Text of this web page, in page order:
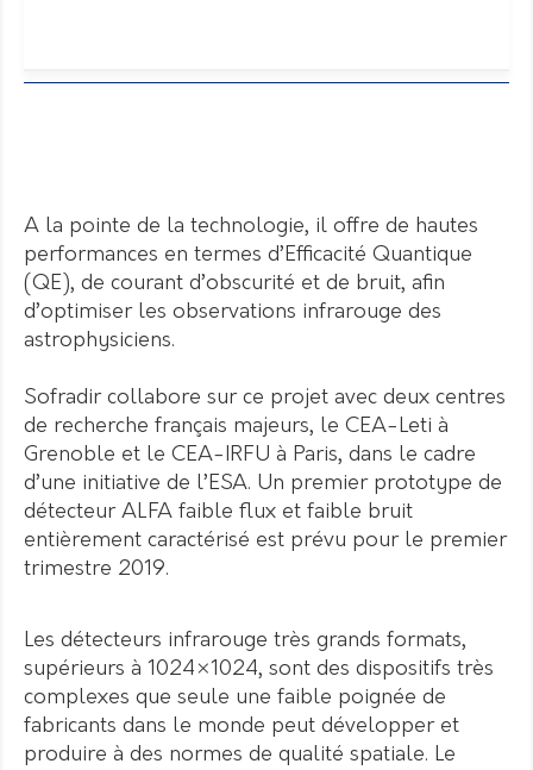
A la pointe de la technologie, il offre de hautes
performances en termes d’Efficacité Quantique
(QE), de courant d’obscurité et de bruit, afin
d’optimiser les observations infrarouge des
astrophysiciens.
Sofradir collabore sur ce projet avec deux centres
de recherche français majeurs, le CEA-Leti à
Grenoble et le CEA-IRFU à Paris, dans le cadre
d’une initiative de l’ESA. Un premier prototype de
détecteur ALFA faible flux et faible bruit
entièrement caractérisé est prévu pour le premier
trimestre 2019.
Les détecteurs infrarouge très grands formats,
supérieurs à 1024×1024, sont des dispositifs très
complexes que seule une faible poignée de
fabricants dans le monde peut développer et
produire à des normes de qualité spatiale. Le